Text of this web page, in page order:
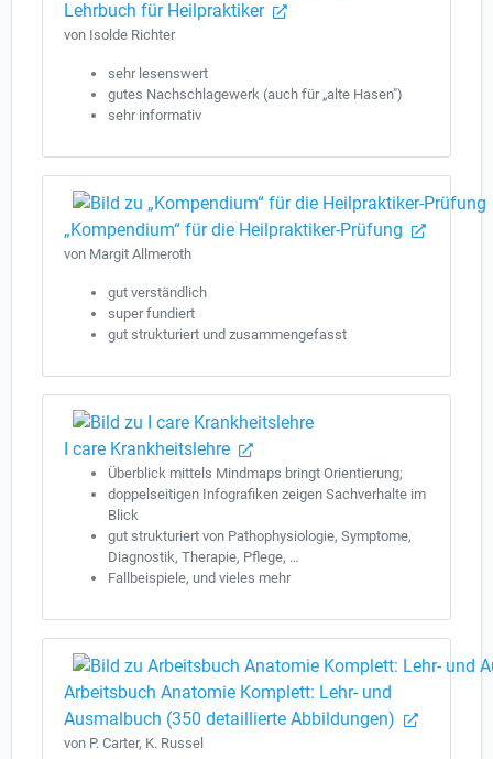
Lehrbuch für Heilpraktiker
von Isolde Richter
sehr lesenswert
gutes Nachschlagewerk (auch für „alte Hasen")
sehr informativ
„Kompendium“ für die Heilpraktiker-Prüfung
von Margit Allmeroth
gut verständlich
super fundiert
gut strukturiert und zusammengefasst
I care Krankheitslehre
Überblick mittels Mindmaps bringt Orientierung;
doppelseitigen Infografiken zeigen Sachverhalte im
Blick
gut strukturiert von Pathophysiologie, Symptome,
Diagnostik, Therapie, Pflege, …
Fallbeispiele, und vieles mehr
Arbeitsbuch Anatomie Komplett: Lehr- und
Ausmalbuch (350 detaillierte Abbildungen)
von P. Carter, K. Russel